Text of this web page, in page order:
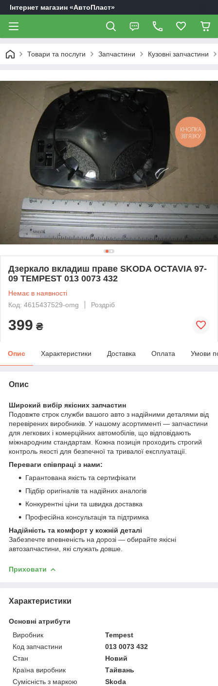
Інтернет магазин «АвтоПласт»
Товари та послуги Запчастини Кузовні запчастини
Дзеркало вкладиш праве SKODA OCTAVIA 97-
09 TEMPEST 013 0073 432
Немає в наявності
Код: 4615437529-omg
Роздріб
399 ₴
Опис Характеристики Доставка Оплата Умови
Опис
Широкий вибір якісних запчастин
Подовжте строк служби вашого авто з надійними деталями від
перевірених виробників. У нашому асортименті — запчастини
для легкових і комерційних автомобілів, що відповідають
міжнародним стандартам. Кожна позиція проходить строгий
контроль якості для безпечної та тривалої експлуатації.
Переваги співпраці з нами:
Гарантована якість та сертифікати
Підбір оригіналів та надійних аналогів
Конкурентні ціни та швидка доставка
Професійна консультація та підтримка
Надійність та комфорт у кожній деталі
Забезпечте впевненість на дорозі — обирайте якісні
автозапчастини, які служать довше.
Приховати
Характеристики
Основні атрибути
Виробник
Tempest
Код запчастини
013 0073 432
Стан
Новий
Країна виробник
Тайвань
Сумісність з маркою
Skoda
КНОПКА
ЗВ'ЯЗКУ